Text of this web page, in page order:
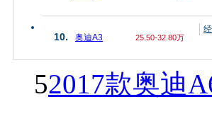
10. 奥迪A3 25.50-32.80万
52017款奥迪